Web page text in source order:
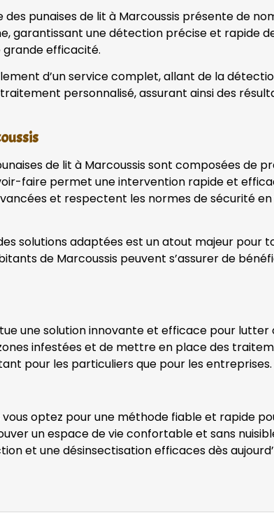
punaises de lit à Marcoussis présente de
garantissant une détection précise et rapide
grande efficacité.
d’un service complet, allant de la
personnalisé, assurant ainsi des
de lit à Marcoussis sont composées de
faire permet une intervention rapide et
et respectent les normes de sécurité
solutions adaptées est un atout majeur
de Marcoussis peuvent s’assurer de
une solution innovante et efficace pour
infestées et de mettre en place des
pour les particuliers que pour les entreprises.
optez pour une méthode fiable et rapide
un espace de vie confortable et sans
et une désinsectisation efficaces dès